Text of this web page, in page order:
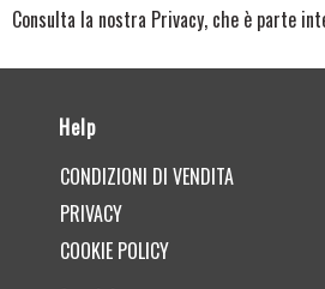
Consulta la nostra Privacy, che è parte
Help
CONDIZIONI DI VENDITA
PRIVACY
COOKIE POLICY